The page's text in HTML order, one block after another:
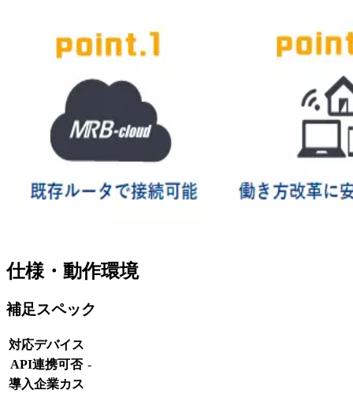
仕様・動作環境
補足スペック
対応デバイス
API連携可否 -
導入企業カス